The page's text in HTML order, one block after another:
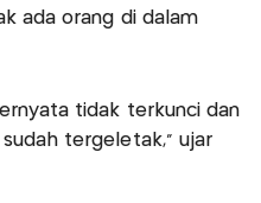
ada orang di dalam
tidak terkunci dan
tergeletak," ujar